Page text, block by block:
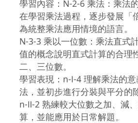
學習內容：N-2-6 乘法：乘法
在學習乘法過程，逐步發展「
為統整乘法應用情境的語言。
N-3-3 乘以一位數：乘法直式
值的概念說明直式計算的合理
二、三位數。
學習表現：n-Ⅰ-4 理解乘法的
法，並初步進行分裝與平分的
n-Ⅱ-2 熟練較大位數之加、減
算，並能應用於日常解題。